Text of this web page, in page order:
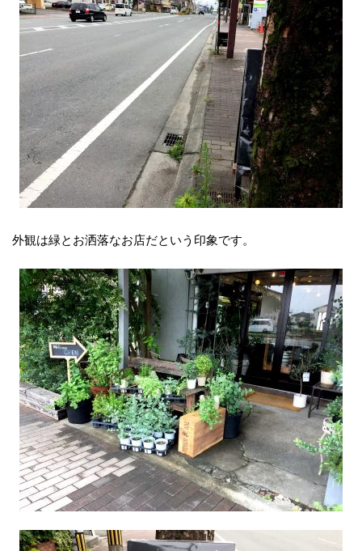
外観は緑とお洒落なお店だという印象です。